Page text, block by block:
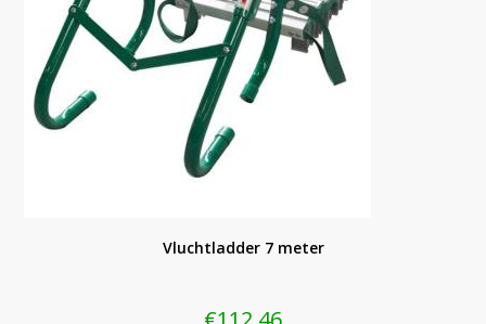
Vluchtladder 7 meter